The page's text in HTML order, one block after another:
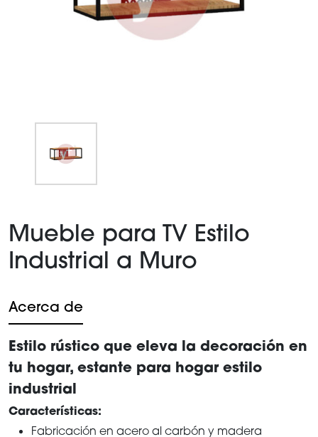
of
1
Mueble para TV Estilo
Industrial a Muro
Acerca de
Estilo rústico que eleva la decoración en
tu hogar, estante para hogar estilo
industrial
Características:
Fabricación en acero al carbón y madera